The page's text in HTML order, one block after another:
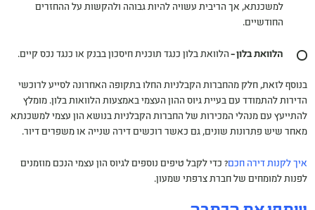
למשכנתא, אך הריבית עשויה להיות גבוהה ולהקשות על ההחזרים
החודשיים.
הלוואת בלון – הלוואת בלון כנגד תוכנית חיסכון בבנק או כנגד נכס קיים.
בנוסף לזאת, חלק מהחברות הקבלניות החלו בתקופה האחרונה לסייע לרוכשי
הדירות להתמודד עם בעיית גיוס ההון העצמי באמצעות הלוואות בלון. מומלץ
להתייעץ עם מנהלי המכירות של החברות הקבלניות בנושא הון עצמי למשכנתא
מאחר שיש פתרונות שונים, גם כאשר רוכשים דירה שנייה או משפרים דיור.
איך לקנות דירה חכם? כדי לקבל טיפים נוספים לגיוס הון עצמי הנכם מוזמנים
לפנות למומחים של חברת צרפתי שמעון.